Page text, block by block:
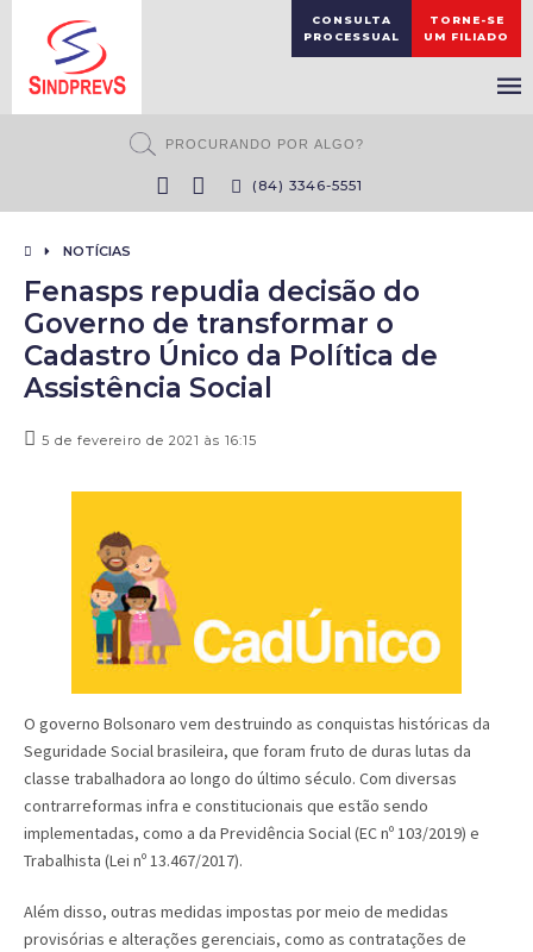
CONSULTA
PROCESSUAL
TORNE-SE
UM FILIADO
(84) 3346-5551
NOTÍCIAS
Fenasps repudia decisão do
Governo de transformar o
Cadastro Único da Política de
Assistência Social
5 de fevereiro de 2021 às 16:15
O governo Bolsonaro vem destruindo as conquistas históricas da
Seguridade Social brasileira, que foram fruto de duras lutas da
classe trabalhadora ao longo do último século. Com diversas
contrarreformas infra e constitucionais que estão sendo
implementadas, como a da Previdência Social (EC nº 103/2019) e
Trabalhista (Lei nº 13.467/2017).
Além disso, outras medidas impostas por meio de medidas
provisórias e alterações gerenciais, como as contratações de